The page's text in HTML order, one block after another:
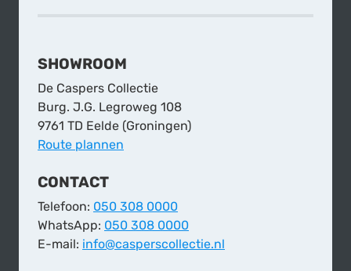
SHOWROOM
De Caspers Collectie
Burg. J.G. Legroweg 108
9761 TD Eelde (Groningen)
Route plannen
CONTACT
Telefoon: 050 308 0000
WhatsApp: 050 308 0000
E-mail: info@caspers­collectie.nl